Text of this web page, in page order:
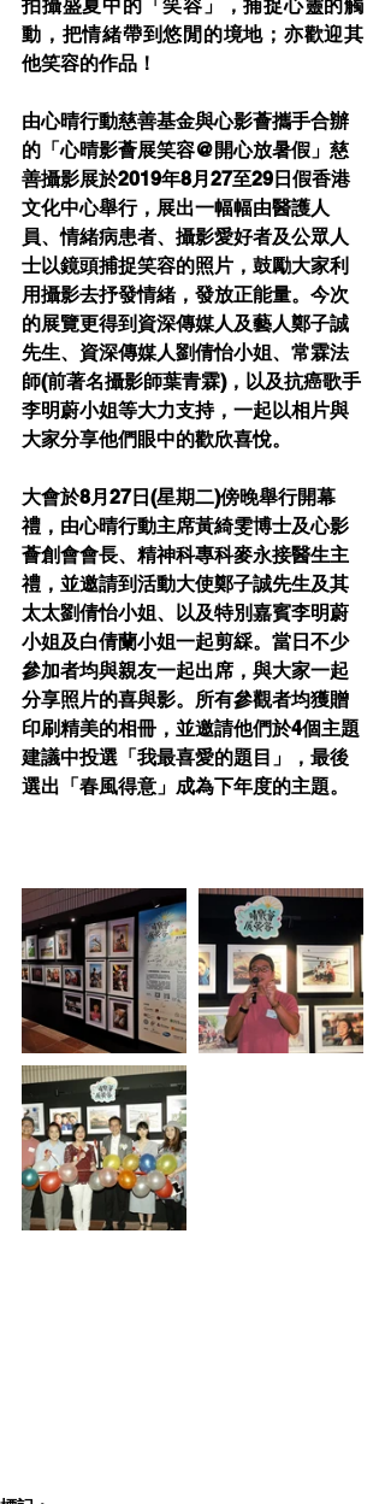
拍攝盛夏中的「笑容」，捕捉心靈的觸
動，把情緒帶到悠閒的境地；亦歡迎其
他笑容的作品！
由心晴行動慈善基金與心影薈攜手合辦
的「心晴影薈展笑容@開心放暑假」慈
善攝影展於2019年8月27至29日假香港
文化中心舉行，展出一幅幅由醫護人
員、情緒病患者、攝影愛好者及公眾人
士以鏡頭捕捉笑容的照片，鼓勵大家利
用攝影去抒發情緒，發放正能量。今次
的展覽更得到資深傳媒人及藝人鄭子誠
先生、資深傳媒人劉倩怡小姐、常霖法
師(前著名攝影師葉青霖)，以及抗癌歌手
李明蔚小姐等大力支持，一起以相片與
大家分享他們眼中的歡欣喜悅。
大會於8月27日(星期二)傍晚舉行開幕
禮，由心晴行動主席黃綺雯博士及心影
薈創會會長、精神科專科麥永接醫生主
禮，並邀請到活動大使鄭子誠先生及其
太太劉倩怡小姐、以及特別嘉賓李明蔚
小姐及白倩蘭小姐一起剪綵。當日不少
參加者均與親友一起出席，與大家一起
分享照片的喜與影。所有參觀者均獲贈
印刷精美的相冊，並邀請他們於4個主題
建議中投選「我最喜愛的題目」，最後
選出「春風得意」成為下年度的主題。